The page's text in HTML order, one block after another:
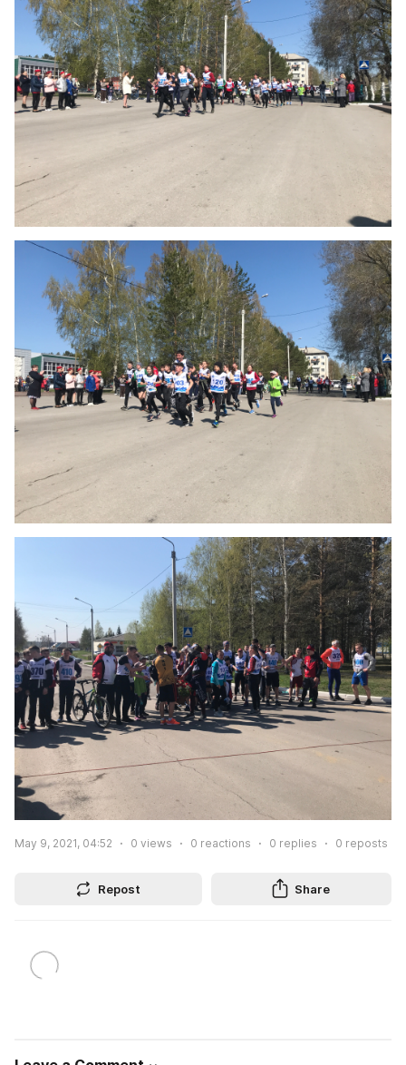
May 9, 2021, 04:52 0 views 0 reactions 0 replies 0 reposts
Repost Share